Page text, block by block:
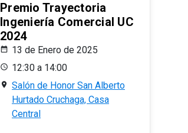
Premio Trayectoria
Ingeniería Comercial UC
2024
13 de Enero de 2025
12:30 a 14:00
Salón de Honor San Alberto
Hurtado Cruchaga, Casa
Central